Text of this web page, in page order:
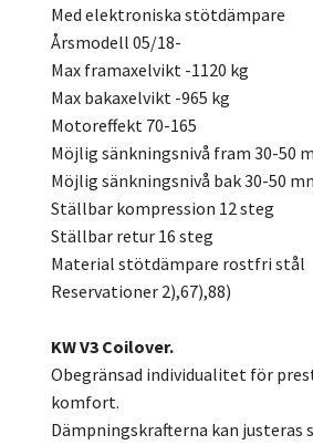
Med elektroniska stötdämpare
Årsmodell 05/18-
Max framaxelvikt -1120 kg
Max bakaxelvikt -965 kg
Motoreffekt 70-165
Möjlig sänkningsnivå fram 30-50
Möjlig sänkningsnivå bak 30-50
Ställbar kompression 12 steg
Ställbar retur 16 steg
Material stötdämpare rostfri stål
Reservationer 2),67),88)
KW V3 Coilover.
Obegränsad individualitet för
komfort.
Dämpningskrafterna kan justeras